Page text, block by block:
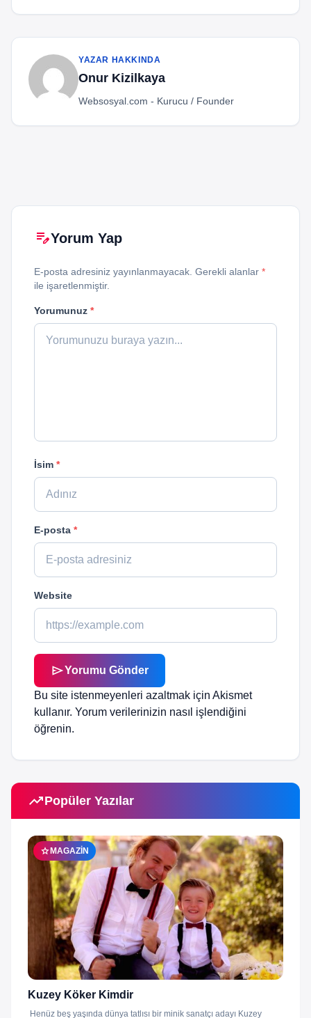
YAZAR HAKKINDA
Onur Kizilkaya
Websosyal.com - Kurucu / Founder
edit_noteYorum Yap
E-posta adresiniz yayınlanmayacak. Gerekli alanlar *
ile işaretlenmiştir.
Yorumunuz *
İsim *
E-posta *
Website
sendYorumu Gönder
Bu site istenmeyenleri azaltmak için Akismet
kullanır. Yorum verilerinizin nasıl işlendiğini
öğrenin.
trending_upPopüler Yazılar
star MAGAZIN
Kuzey Köker Kimdir
Henüz beş yaşında dünya tatlısı bir minik sanatçı adayı Kuzey